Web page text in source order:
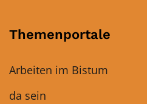
Themenportale
Arbeiten im Bistum
da sein